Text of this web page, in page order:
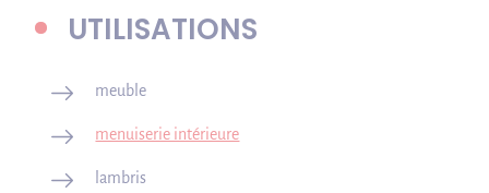
UTILISATIONS
meuble
menuiserie intérieure
lambris